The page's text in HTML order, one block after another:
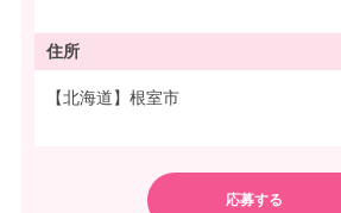
住所
【北海道】根室市